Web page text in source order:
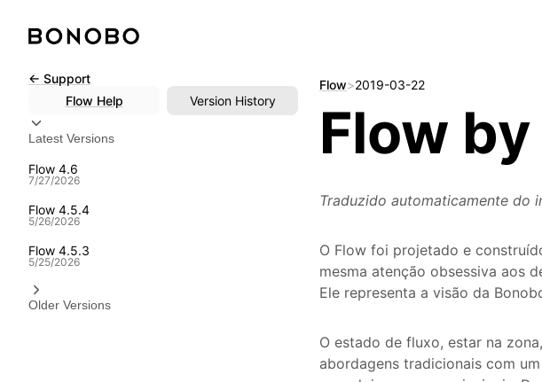
← Support
Flow Help Version History
Latest Versions
Flow 4.6
7/27/2026
Flow 4.5.4
5/26/2026
Flow 4.5.3
5/25/2026
Older Versions
Flow>2019-03-22
Flow
Traduzido automaticamente do
O Flow foi projetado e
mesma atenção obsessiva aos
Ele representa a visão da
O estado de fluxo, estar na
abordagens tradicionais com